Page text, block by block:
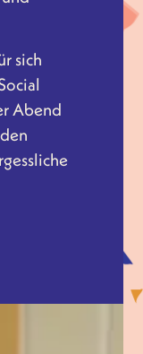
sich
Abend